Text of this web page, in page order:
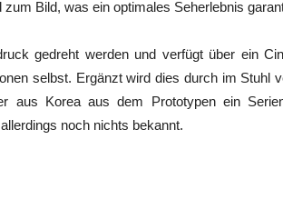
Bild, was ein optimales Seherlebnis
gedreht werden und verfügt über ein
selbst. Ergänzt wird dies durch im Stuhl
aus Korea aus dem Prototypen ein
noch nichts bekannt.